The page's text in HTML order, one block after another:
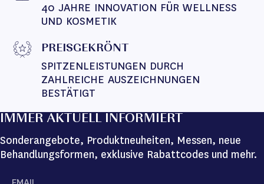
40 JAHRE INNOVATION FÜR WELLNESS
UND KOSMETIK
PREISGEKRÖNT
SPITZENLEISTUNGEN DURCH
ZAHLREICHE AUSZEICHNUNGEN
BESTÄTIGT
IMMER AKTUELL INFORMIERT
Sonderangebote, Produktneuheiten, Messen, neue
Behandlungsformen, exklusive Rabattcodes und mehr.